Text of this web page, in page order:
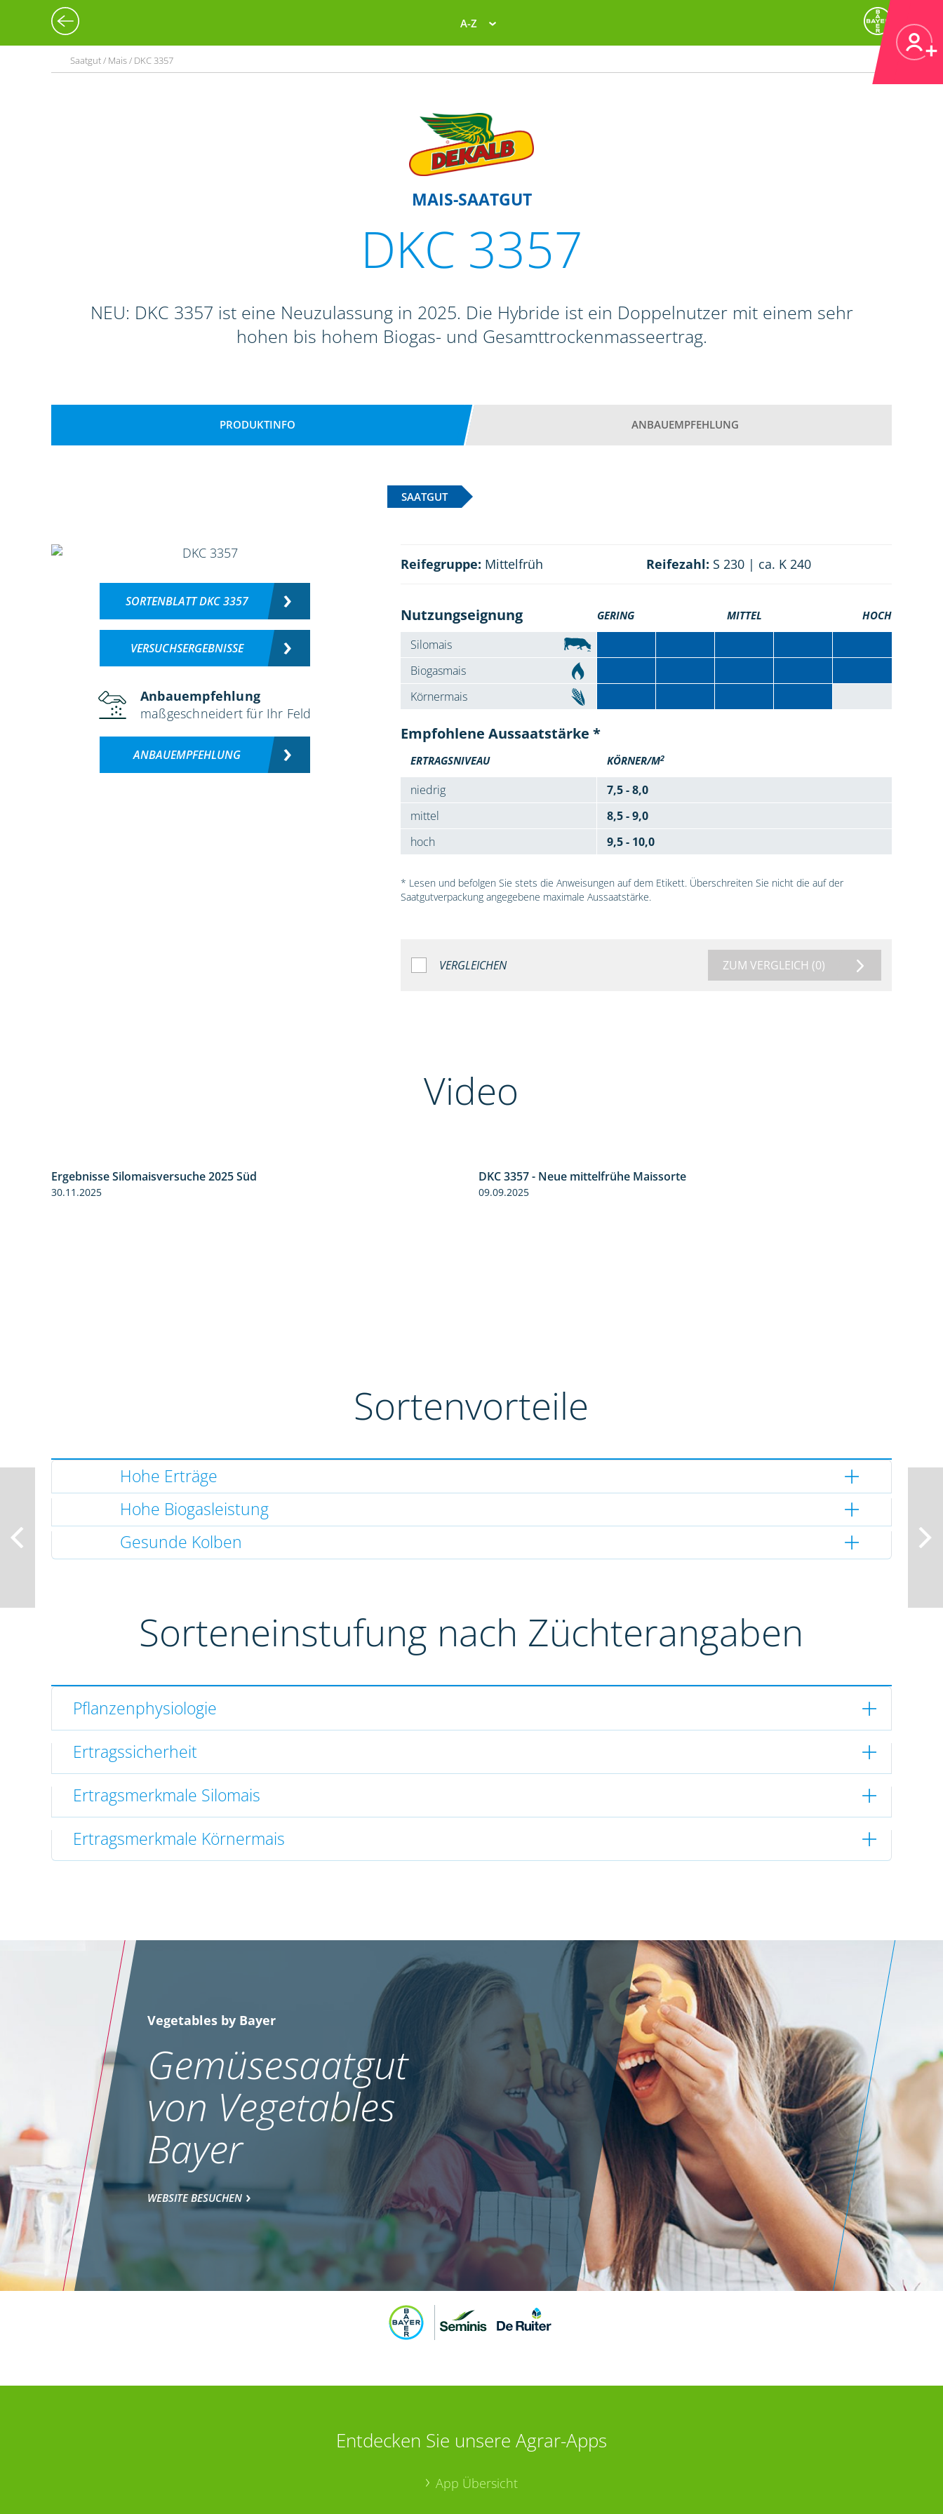
A-Z
Saatgut / Mais / DKC 3357
MAIS-SAATGUT
DKC 3357
NEU: DKC 3357 ist eine Neuzulassung in 2025. Die Hybride ist ein Doppelnutzer mit einem sehr
hohen bis hohem Biogas- und Gesamttrockenmasseertrag.
PRODUKTINFO ANBAUEMPFEHLUNG
SAATGUT
SORTENBLATT DKC 3357
VERSUCHSERGEBNISSE
Anbauempfehlung
maßgeschneidert für Ihr Feld
ANBAUEMPFEHLUNG
Reifegruppe: Mittelfrüh Reifezahl: S 230 | ca. K 240
Nutzungseignung GERING MITTEL HOCH
Silomais
Biogasmais
Körnermais
Empfohlene Aussaatstärke *
ERTRAGSNIVEAU KÖRNER/M2
niedrig
7,5 - 8,0
mittel
8,5 - 9,0
hoch
9,5 - 10,0
* Lesen und befolgen Sie stets die Anweisungen auf dem Etikett. Überschreiten Sie nicht die auf der
Saatgutverpackung angegebene maximale Aussaatstärke.
VERGLEICHEN ZUM VERGLEICH (0)
Video
Ergebnisse Silomaisversuche 2025 Süd
30.11.2025
DKC 3357 - Neue mittelfrühe Maissorte
09.09.2025
Sortenvorteile
Hohe Erträge
Hohe Biogasleistung
Gesunde Kolben
Sorteneinstufung nach Züchterangaben
Pflanzenphysiologie
Ertragssicherheit
Ertragsmerkmale Silomais
Ertragsmerkmale Körnermais
Vegetables by Bayer
Gemüsesaatgut
von Vegetables
Bayer
WEBSITE BESUCHEN
Entdecken Sie unsere Agrar-Apps
App Übersicht